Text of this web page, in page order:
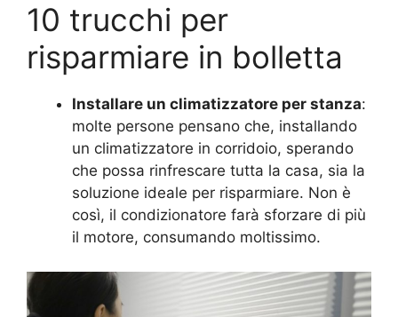
10 trucchi per
risparmiare in bolletta
Installare un climatizzatore per stanza:
molte persone pensano che, installando
un climatizzatore in corridoio, sperando
che possa rinfrescare tutta la casa, sia la
soluzione ideale per risparmiare. Non è
così, il condizionatore farà sforzare di più
il motore, consumando moltissimo.